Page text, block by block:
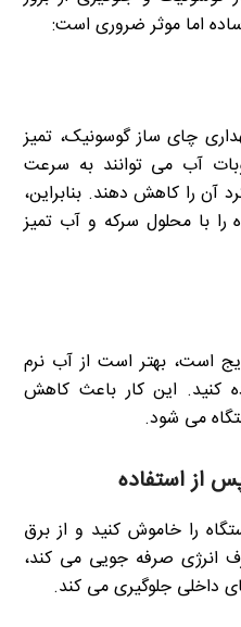
اما موثر ضروری است:
چای ساز گوسونیک، تمیز
آب می توانند به سرعت
آن را کاهش دهند. بنابراین،
را با محلول سرکه و آب تمیز
است، بهتر است از آب نرم
کنید. این کار باعث کاهش
می شود.
از استفاده
را خاموش کنید و از برق
انرژی صرفه جویی می کند،
داخلی جلوگیری می کند.